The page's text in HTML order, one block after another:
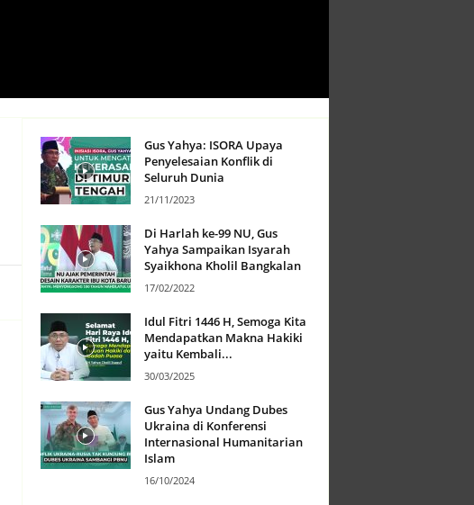
Gus Yahya: ISORA Upaya
Penyelesaian Konflik di
Seluruh Dunia
21/11/2023
Di Harlah ke-99 NU, Gus
Yahya Sampaikan Isyarah
Syaikhona Kholil Bangkalan
17/02/2022
Idul Fitri 1446 H, Semoga Kita
Mendapatkan Makna Hakiki
yaitu Kembali...
30/03/2025
Gus Yahya Undang Dubes
Ukraina di Konferensi
Internasional Humanitarian
Islam
16/10/2024